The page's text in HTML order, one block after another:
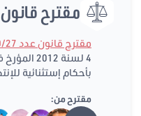
مقترح قانون
مقترح قانون عدد 2020/27
بأحكام إستثنائية
مقترح من: